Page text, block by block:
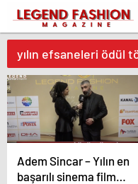
yılın efsaneleri ödül
Adem Sincar – Yılın en
başarılı sinema film